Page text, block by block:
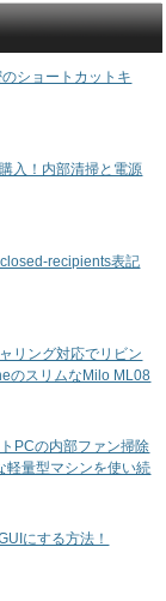
ショートカットキ
入！内部清掃と電源
recipients表記
リング対応でリビン
のスリムなMilo ML08
PCの内部ファン掃除
軽量型マシンを使い続
にする方法！